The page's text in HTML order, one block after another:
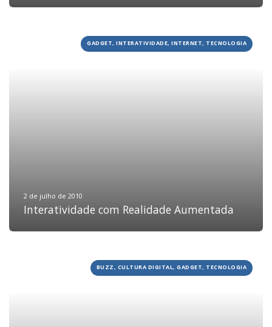
BLOG
CONTATO
GADGET, INTERATIVIDADE, INTERNET, TECNOLOGIA
2 de julho de 2010
Interatividade com Realidade Aumentada
BUZZ, CULTURA DIGITAL, GADGET, TECNOLOGIA